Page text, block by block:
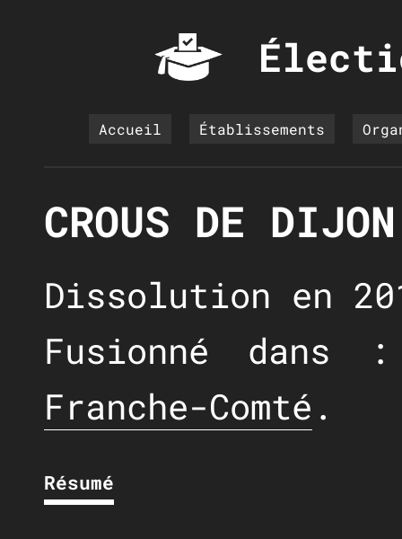
Accueil Établissements
CROUS DE DIJON
Dissolution en
Fusionné
Franche-Comté .
Résumé